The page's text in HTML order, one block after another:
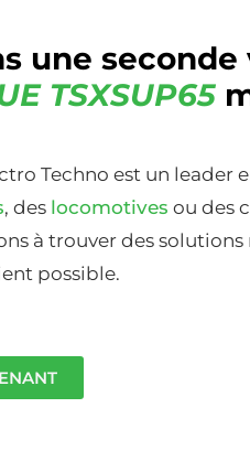
une
TSXSUP65
Techno est un
, des locomotives ou des
à trouver des
possible.